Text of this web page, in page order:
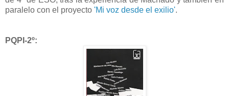
paralelo con el proyecto 'Mi voz desde el exilio'.
PQPI-2º: